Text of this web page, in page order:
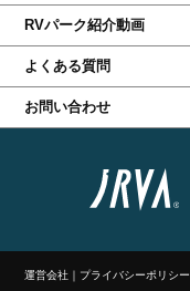
RVパーク紹介動画
よくある質問
お問い合わせ
運営会社 ｜ プライバシーポリシー